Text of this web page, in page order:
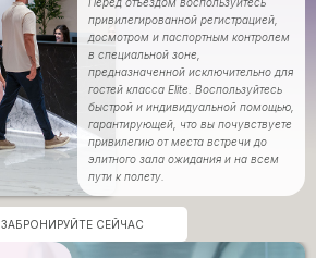
привилегированной регистрацией,
досмотром и паспортным контролем
в специальной зоне,
предназначенной исключительно для
гостей класса Elite. Воспользуйтесь
быстрой и индивидуальной помощью,
гарантирующей, что вы почувствуете
привилегию от места встречи до
элитного зала ожидания и на всем
пути к полету.
ЗАБРОНИРУЙТЕ СЕЙЧАС